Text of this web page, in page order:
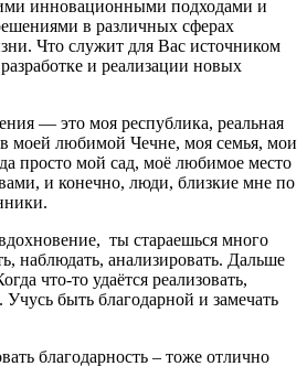
инновационными подходами и
в различных сферах
Что служит для Вас источником
и реализации новых
— это моя республика, реальная
моей любимой Чечне, моя семья, мои
просто мой сад, моё любимое место
и конечно, люди, близкие мне по
вдохновение, ты стараешься много
наблюдать, анализировать. Дальше
что-то удаётся реализовать,
Учусь быть благодарной и замечать
благодарность – тоже отлично